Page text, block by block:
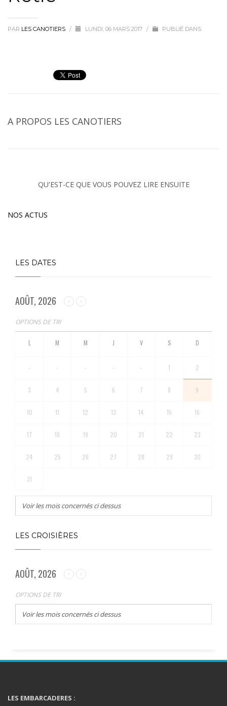
PAR LES CANOTIERS / LUNDI, 06 MARS 2017 / PUBLIÉ DANS
A PROPOS LES CANOTIERS
QU'EST-CE QUE VOUS POUVEZ LIRE ENSUITE
NOS ACTUS
LES DATES
AOÛT, 2026
OPTIONS DE TRI
- - - - - 1 2
3 4 5 6 7 8 9
10 11 12 13 14 15 16
17 18 19 20 21 22 23
24 25 26 27 28 29 30
31
Voir les mois concernés ci dessus
LES CROISIÈRES
AOÛT, 2026
OPTIONS DE TRI
Voir les mois concernés ci dessus
LES EMBARCADERES :